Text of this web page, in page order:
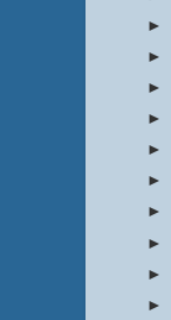
►
►
►
►
►
►
►
►
►
►